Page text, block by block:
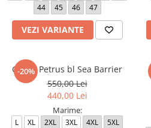
44
45 46 47
VEZI VARIANTE
-20%
Geaca Petrus bl Sea Barrier
550,00 Lei
440,00 Lei
Marime:
L XL 2XL 3XL 4XL
5XL